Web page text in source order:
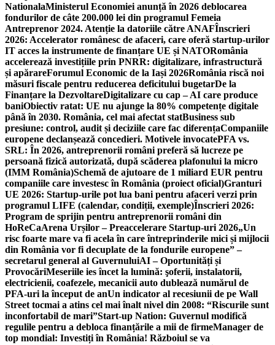
NationalaMinisterul Economiei anunță în 2026 deblocarea
fondurilor de câte 200.000 lei din programul Femeia
Antreprenor 2024. Atenție la datoriile către ANAFÎnscrieri
2026: Accelerator românesc de afaceri, care oferă startup-urilor
IT acces la instrumente de finanțare UE și NATORomânia
accelerează investițiile prin PNRR: digitalizare, infrastructură
și apărareForumul Economic de la Iași 2026România riscă noi
măsuri fiscale pentru reducerea deficitului bugetarDe la
Finanțare la DezvoltareDigitalizare cu cap – AI care produce
baniObiectiv ratat: UE nu ajunge la 80% competențe digitale
până în 2030. România, cel mai afectat statBusiness sub
presiune: control, audit și deciziile care fac diferențaCompaniile
europene declanșează concedieri. Motivele invocatePFA vs.
SRL: În 2026, antreprenorii români preferă să lucreze pe
persoană fizică autorizată, după scăderea plafonului la micro
(IMM România)Schemă de ajutoare de 1 miliard EUR pentru
companiile care investesc în România (proiect oficial)Granturi
UE 2026: Startup-urile pot lua bani pentru afaceri verzi prin
programul LIFE (calendar, condiții, exemple)Înscrieri 2026:
Program de sprijin pentru antreprenorii români din
HoReCaArena Urșilor – Preaccelerare Startup-uri 2026„Un
risc foarte mare va fi acela în care întreprinderile mici și mijlocii
din România vor fi decuplate de la fondurile europene” –
secretarul general al GuvernuluiAI – Oportunități și
ProvocăriMeseriile ies încet la lumină: şoferii, instalatorii,
electricienii, coafezele, mecanicii auto dublează numărul de
PFA-uri la început de anUn indicator al recesiunii de pe Wall
Street tocmai a atins cel mai înalt nivel din 2008: “Riscurile sunt
inconfortabil de mari”Start-up Nation: Guvernul modifică
regulile pentru a debloca finanțările a mii de firmeManager de
top mondial: Investiți în România! Războiul se va